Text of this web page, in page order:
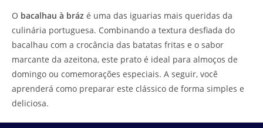
O bacalhau à bráz é uma das iguarias mais queridas da
culinária portuguesa. Combinando a textura desfiada do
bacalhau com a crocância das batatas fritas e o sabor
marcante da azeitona, este prato é ideal para almoços de
domingo ou comemorações especiais. A seguir, você
aprenderá como preparar este clássico de forma simples e
deliciosa.